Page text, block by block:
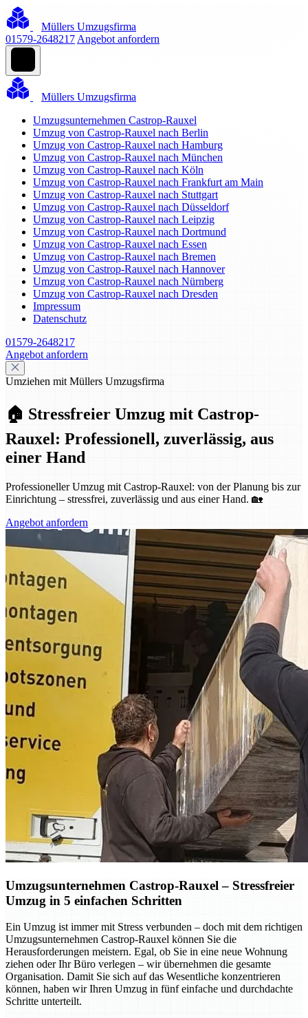
Müllers Umzugsfirma
01579-2648217 Angebot anfordern
Müllers Umzugsfirma
Umzugsunternehmen Castrop-Rauxel
Umzug von Castrop-Rauxel nach Berlin
Umzug von Castrop-Rauxel nach Hamburg
Umzug von Castrop-Rauxel nach München
Umzug von Castrop-Rauxel nach Köln
Umzug von Castrop-Rauxel nach Frankfurt am Main
Umzug von Castrop-Rauxel nach Stuttgart
Umzug von Castrop-Rauxel nach Düsseldorf
Umzug von Castrop-Rauxel nach Leipzig
Umzug von Castrop-Rauxel nach Dortmund
Umzug von Castrop-Rauxel nach Essen
Umzug von Castrop-Rauxel nach Bremen
Umzug von Castrop-Rauxel nach Hannover
Umzug von Castrop-Rauxel nach Nürnberg
Umzug von Castrop-Rauxel nach Dresden
Impressum
Datenschutz
01579-2648217
Angebot anfordern
Umziehen mit Müllers Umzugsfirma
🏠 Stressfreier Umzug mit Castrop-
Rauxel: Professionell, zuverlässig, aus
einer Hand
Professioneller Umzug mit Castrop-Rauxel: von der Planung bis zur
Einrichtung – stressfrei, zuverlässig und aus einer Hand. 🏡
Angebot anfordern
Umzugsunternehmen Castrop-Rauxel – Stressfreier
Umzug in 5 einfachen Schritten
Ein Umzug ist immer mit Stress verbunden – doch mit dem richtigen
Umzugsunternehmen Castrop-Rauxel können Sie die
Herausforderungen meistern. Egal, ob Sie in eine neue Wohnung
ziehen oder Ihr Büro verlegen – wir übernehmen die gesamte
Organisation. Damit Sie sich auf das Wesentliche konzentrieren
können, haben wir Ihren Umzug in fünf einfache und durchdachte
Schritte unterteilt.